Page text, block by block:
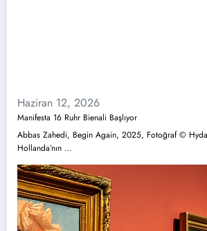
Haziran 12, 2026
Manifesta 16 Ruhr Bienali Başlıyor
Abbas Zahedi, Begin Again, 2025, Fotoğraf ©
Hollanda’nın …